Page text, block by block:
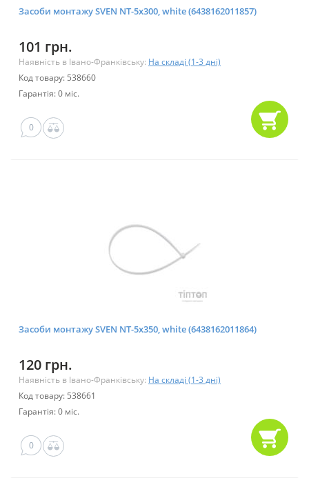
Засоби монтажу SVEN NT-5x300, white (6438162011857)
101 грн.
Наявність в Івано-Франківську: На складі (1-3 дні)
Код товару: 538660
Гарантія: 0 міс.
0
Засоби монтажу SVEN NT-5x350, white (6438162011864)
120 грн.
Наявність в Івано-Франківську: На складі (1-3 дні)
Код товару: 538661
Гарантія: 0 міс.
0